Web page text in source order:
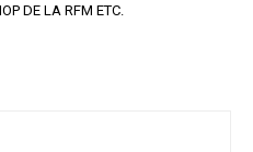
DE LA RFM ETC.